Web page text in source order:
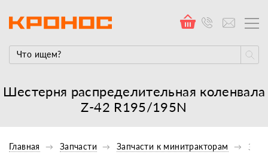
Шестерня распределительная коленвала
Z-42 R195/195N
Главная Запчасти Запчасти к минитракторам